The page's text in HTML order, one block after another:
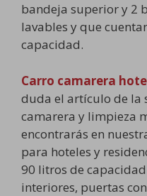
bandeja superior y 2
lavables y que
capacidad.
Carro camarera
duda el artículo de la
camarera y limpieza
encontrarás en
para hoteles y
90 litros de
interiores, puertas